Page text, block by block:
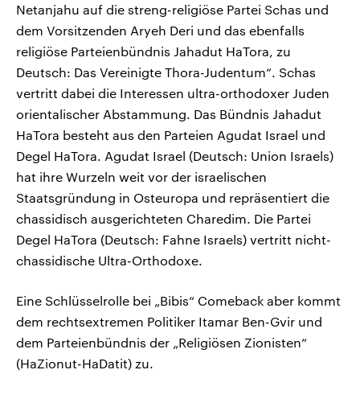
Netanjahu auf die streng-religiöse Partei Schas und
dem Vorsitzenden Aryeh Deri und das ebenfalls
religiöse Parteienbündnis Jahadut HaTora, zu
Deutsch: Das Vereinigte Thora-Judentum“. Schas
vertritt dabei die Interessen ultra-orthodoxer Juden
orientalischer Abstammung. Das Bündnis Jahadut
HaTora besteht aus den Parteien Agudat Israel und
Degel HaTora. Agudat Israel (Deutsch: Union Israels)
hat ihre Wurzeln weit vor der israelischen
Staatsgründung in Osteuropa und repräsentiert die
chassidisch ausgerichteten Charedim. Die Partei
Degel HaTora (Deutsch: Fahne Israels) vertritt nicht-
chassidische Ultra-Orthodoxe.
Eine Schlüsselrolle bei „Bibis“ Comeback aber kommt
dem rechtsextremen Politiker Itamar Ben-Gvir und
dem Parteienbündnis der „Religiösen Zionisten“
(HaZionut-HaDatit) zu.